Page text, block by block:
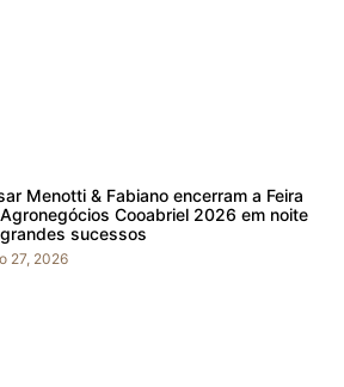
Menotti & Fabiano encerram a Feira
Cooabriel 2026 em noite
sucessos
27, 2026